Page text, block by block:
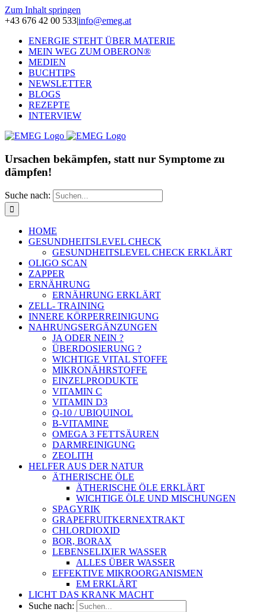
Zum Inhalt springen
+43 676 42 00 533|info@emeg.at
ENERGIE STEHT ÜBER MATERIE
MEIN WEG ZUM OBERON®
MEDIEN
BUCHTIPS
NEWSLETTER
BLOGS
REZEPTE
INTERVIEW
Ursachen bekämpfen, statt nur Symptome zu
dämpfen!
Suche nach:
HOME
GESUNDHEITSLEVEL CHECK
GESUNDHEITSLEVEL CHECK ERKLÄRT
OLIGO SCAN
ZAPPER
ERNÄHRUNG
ERNÄHRUNG ERKLÄRT
ZELL- TRAINING
INNERE KÖRPERREINIGUNG
NAHRUNGSERGÄNZUNGEN
JA ODER NEIN ?
ÜBERDOSIERUNG ?
WICHTIGE VITAL STOFFE
MIKRONÄHRSTOFFE
EINZELPRODUKTE
VITAMIN C
VITAMIN D3
Q-10 / UBIQUINOL
B-VITAMINE
OMEGA 3 FETTSÄUREN
DARMREINIGUNG
ZEOLITH
HELFER AUS DER NATUR
ÄTHERISCHE ÖLE
ÄTHERISCHE ÖLE ERKLÄRT
WICHTIGE ÖLE UND MISCHUNGEN
SPAGYRIK
GRAPEFRUITKERNEXTRAKT
CHLORDIOXID
BOR, BORAX
LEBENSELIXIER WASSER
ALLES ÜBER WASSER
EFFEKTIVE MIKROORGANISMEN
EM ERKLÄRT
LICHT DAS KRANK MACHT
Suche nach: